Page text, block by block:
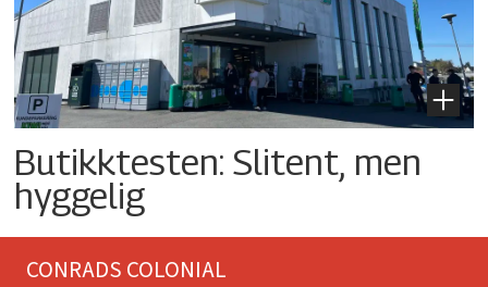
Butikktesten: Slitent, men
hyggelig
CONRADS COLONIAL